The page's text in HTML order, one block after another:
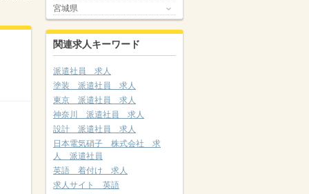
宮城県
関連求人キーワード
派遣社員 求人
塗装 派遣社員 求人
東京 派遣社員 求人
神奈川 派遣社員 求人
設計 派遣社員 求人
日本電気硝子 株式会社 求
人 派遣社員
英語 着付け 求人
求人サイト 英語